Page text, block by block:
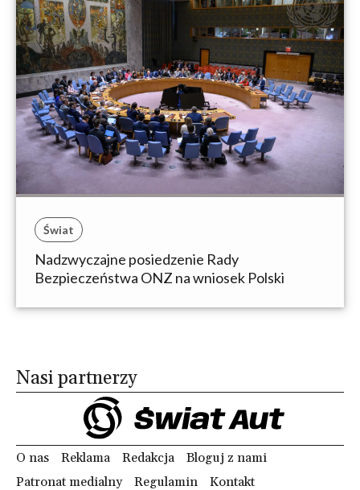
Świat
Nadzwyczajne posiedzenie Rady
Bezpieczeństwa ONZ na wniosek Polski
Nasi partnerzy
O nas Reklama Redakcja
Bloguj z nami
Patronat medialny
Regulamin Kontakt